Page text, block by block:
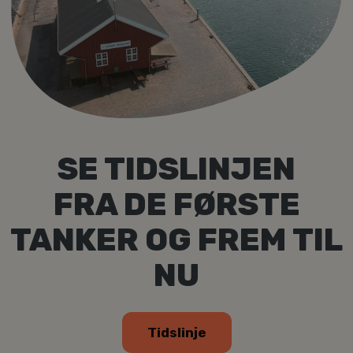
SE TIDSLINJEN
FRA DE FØRSTE
TANKER OG FREM TIL
NU
Tidslinje